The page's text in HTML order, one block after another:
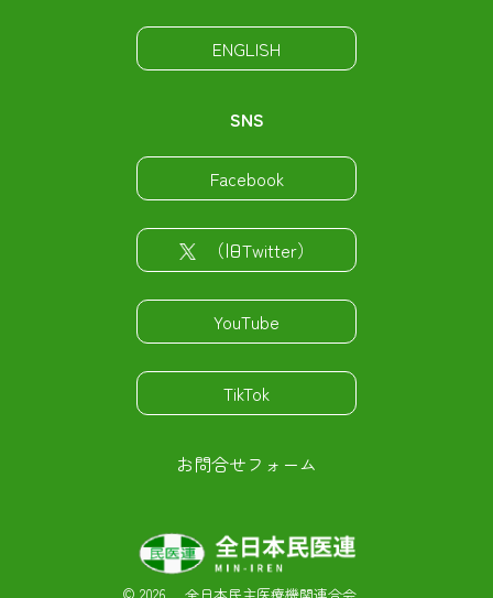
ENGLISH
SNS
Facebook
（旧Twitter）
YouTube
TikTok
お問合せフォーム